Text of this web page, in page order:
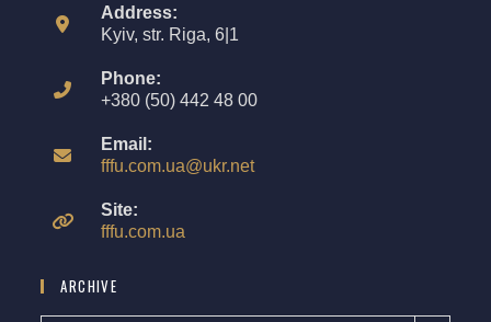
Address:
Kyiv, str. Riga, 6|1
Phone:
+380 (50) 442 48 00
Email:
fffu.com.ua@ukr.net
Site:
fffu.com.ua
ARCHIVE